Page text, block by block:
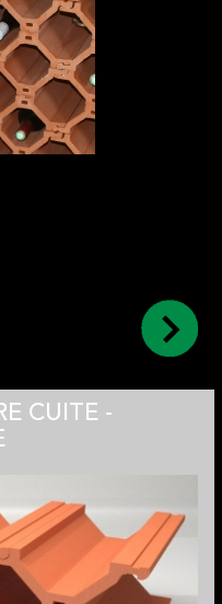
CUITE -